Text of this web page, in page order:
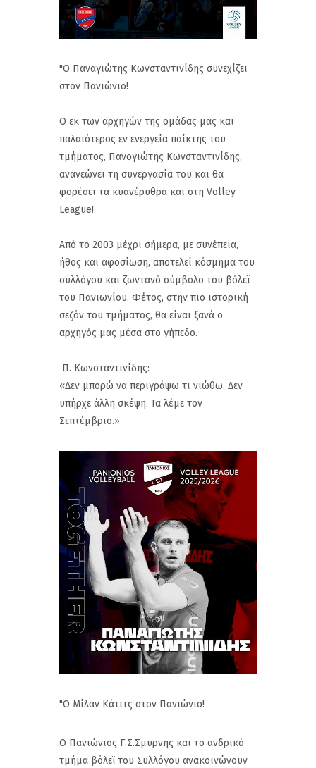
"Ο Παναγιώτης Κωνσταντινίδης συνεχίζει
στον Πανιώνιο!
Ο εκ των αρχηγών της ομάδας μας και
παλαιότερος εν ενεργεία παίκτης του
τμήματος, Πανογιώτης Κωνσταντινίδης,
ανανεώνει τη συνεργασία του και θα
φορέσει τα κυανέρυθρα και στη Volley
League!
Από το 2003 μέχρι σήμερα, με συνέπεια,
ήθος και αφοσίωση, αποτελεί κόσμημα του
συλλόγου και ζωντανό σύμβολο του βόλεϊ
του Πανιωνίου. Φέτος, στην πιο ιστορική
σεζόν του τμήματος, θα είναι ξανά ο
αρχηγός μας μέσα στο γήπεδο.
Π. Κωνσταντινίδης:
«Δεν μπορώ να περιγράψω τι νιώθω. Δεν
υπήρχε άλλη σκέψη. Τα λέμε τον
Σεπτέμβριο.»
"Ο Μίλαν Κάτιτς στον Πανιώνιο!
Ο Πανιώνιος Γ.Σ.Σμύρνης και το ανδρικό
τμήμα βόλεϊ του Συλλόγου ανακοινώνουν